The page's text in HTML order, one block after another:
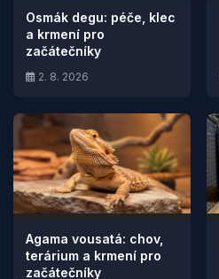
Osmák degu: péče, klec
a krmení pro
začátečníky
2. 8. 2026
Agama vousatá: chov,
terárium a krmení pro
začátečníky